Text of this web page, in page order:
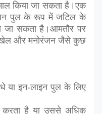
किया जा सकता है।एक
पुल के रूप में जटिल के
जा सकता है।आमतौर पर
खेल और मनोरंजन जैसे कुछ
या इन-लाइन पुल के लिए
है या उससे अधिक